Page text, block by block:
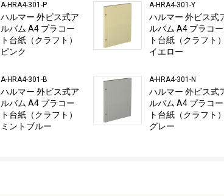
A-HRA4-301-P
ハルマー 外ビス式ア
ルバム A4 プラコー
ト台紙（クラフト）
ピンク
A-HRA4-301-B
ハルマー 外ビス式ア
ルバム A4 プラコー
ト台紙（クラフト）
ミントブルー
A-HRA4-301-Y
ハルマー 外ビス式
ルバム A4 プラコー
ト台紙（クラフト
イエロー
A-HRA4-301-N
ハルマー 外ビス式
ルバム A4 プラコー
ト台紙（クラフト
グレー